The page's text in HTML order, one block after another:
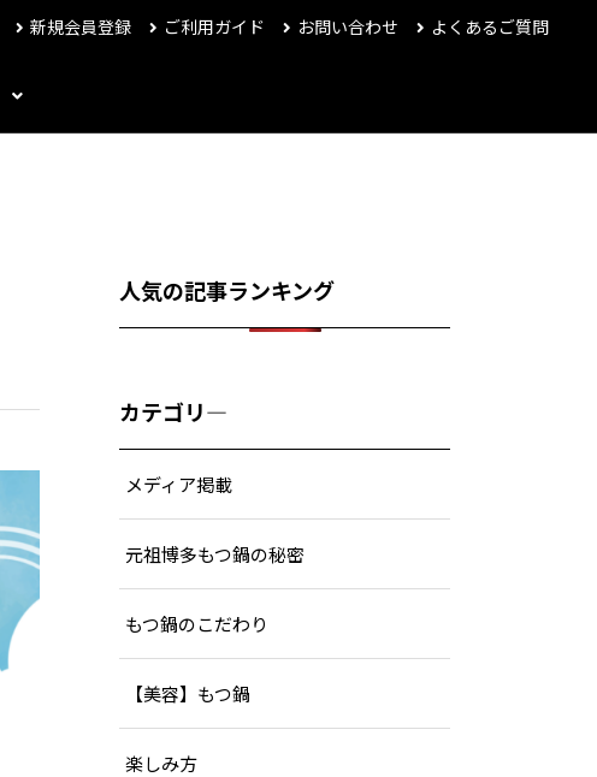
新規会員登録 ご利用ガイド お問い合わせ よくあるご質問
人気の記事ランキング
カテゴリ―
メディア掲載
元祖博多もつ鍋の秘密
もつ鍋のこだわり
【美容】もつ鍋
楽しみ方